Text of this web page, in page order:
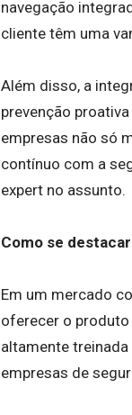
navegação
cliente têm uma
Além disso, a
prevenção
empresas não só
contínuo com a
expert no assunto.
Como se
Em um mercado
oferecer o
altamente
empresas de